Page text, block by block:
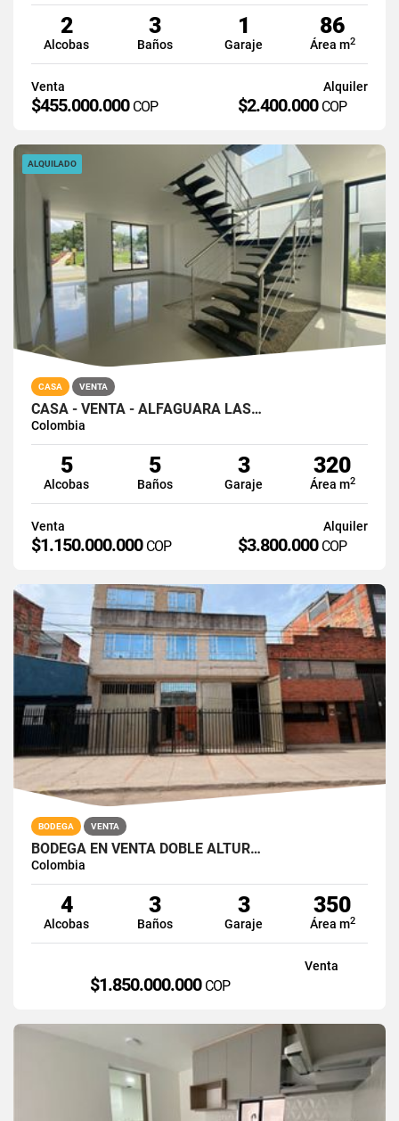
2
Alcobas
3
Baños
1
Garaje
86
Área m2
Venta
$455.000.000 COP
Alquiler
$2.400.000 COP
ALQUILADO
CASA VENTA
CASA - VENTA - ALFAGUARA LAS…
Colombia
5
Alcobas
5
Baños
3
Garaje
320
Área m2
Venta
$1.150.000.000 COP
Alquiler
$3.800.000 COP
BODEGA VENTA
BODEGA EN VENTA DOBLE ALTUR…
Colombia
4
Alcobas
3
Baños
3
Garaje
350
Área m2
Venta
$1.850.000.000 COP